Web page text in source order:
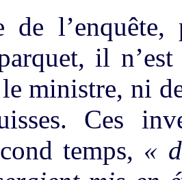
de l’enquête,
il
ministre, ni
Ces
temps, «